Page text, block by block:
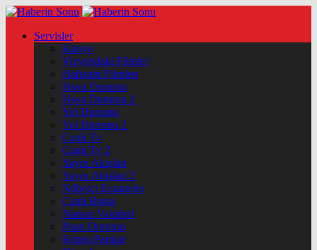
Servisler
Künye
Vizyondaki Filmler
Haftanin Filmleri
Hava Durumu
Hava Durumu 2
Yol Durumu
Yol Durumu 2
Canlı Tv
Canlı Tv 2
Yayın Akışları
Yayın Akışları 2
Nöbetçi Eczaneler
Canlı Borsa
Namaz Vakitleri
Puan Durumu
Kripto Paralar